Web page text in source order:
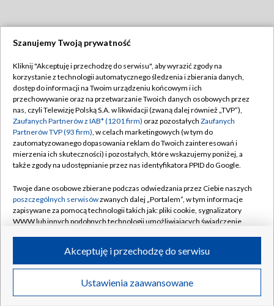
TVP
Abonament TVP
Emisja w TVP
Centrum informacji TVP
Naziemna Telewizja Cyfrowa
Rada Programowa
System NOS
Informacje o nadawcy
Program dla prasy
Ogłoszenie przetargowe
Regulamin TVP
Polityka prywatności
Moje zgody
Pomoc
Kontakt
Kanały
©2026 Telewizja Polska S.A. w likwidacji
Szanujemy Twoją prywatność
Kliknij "Akceptuję i przechodzę do serwisu", aby wyrazić zgody na
korzystanie z technologii automatycznego śledzenia i zbierania danych,
dostęp do informacji na Twoim urządzeniu końcowym i ich
przechowywanie oraz na przetwarzanie Twoich danych osobowych przez
nas, czyli Telewizję Polską S.A. w likwidacji (zwaną dalej również „TVP”),
Zaufanych Partnerów z IAB* (1201 firm) oraz pozostałych Zaufanych
Partnerów TVP (93 firm), w celach marketingowych (w tym do
zautomatyzowanego dopasowania reklam do Twoich zainteresowań i
mierzenia ich skuteczności) i pozostałych, które wskazujemy poniżej, a
także zgody na udostępnianie przez nas identyfikatora PPID do Google.
Twoje dane osobowe zbierane podczas odwiedzania przez Ciebie naszych
poszczególnych serwisówzwanych dalej „Portalem”, w tym informacje
zapisywane za pomocą technologii takich jak: pliki cookie, sygnalizatory
WWW lub innych podobnych technologii umożliwiających świadczenie
ruchu w Internecie.
Twoje dane osobowe zbierane podczas odwiedzania przez Ciebie
poszczególnych serwisówna Portalu, takie jak adresy IP, identyfikatory
Ustawienia zaawansowane
Akceptuję i przechodzę do serwisu